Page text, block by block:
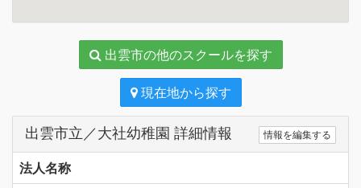
出雲市の他のスクールを探す
現在地から探す
出雲市立／大社幼稚園 詳細情報 情報を編集する
法人名称